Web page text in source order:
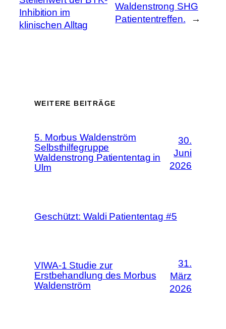
Inhibition im
klinischen Alltag
Waldenstrong SHG
Patiententreffen.
→
WEITERE BEITRÄGE
5. Morbus Waldenström
Selbsthilfegruppe
Waldenstrong Patiententag in
Ulm
30.
Juni
2026
Geschützt: Waldi Patiententag #5
VIWA-1 Studie zur
Erstbehandlung des Morbus
Waldenström
31.
März
2026